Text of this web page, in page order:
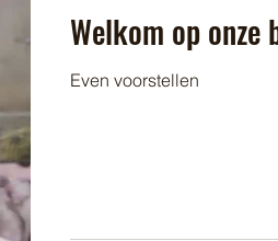
Welkom op onze
Even voorstellen